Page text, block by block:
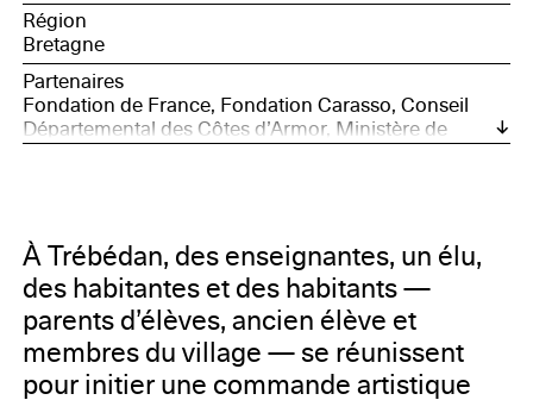
Région
Bretagne
Partenaires
Fondation de France, Fondation Carasso, Conseil
Départemental des Côtes d’Armor, Ministère de
l’Intérieur et des Collectivités territoriales, Ministère de
et Leader), ADEME, Plust, CAUE 22, Eternal Network
À Trébédan, des enseignantes, un élu,
des habitantes et des habitants —
parents d’élèves, ancien élève et
membres du village — se réunissent
pour initier une commande artistique